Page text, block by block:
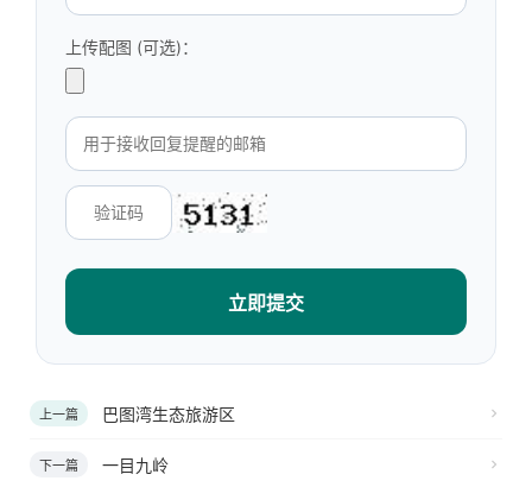
上传配图 (可选)：
立即提交
上一篇 巴图湾生态旅游区
下一篇 一目九岭